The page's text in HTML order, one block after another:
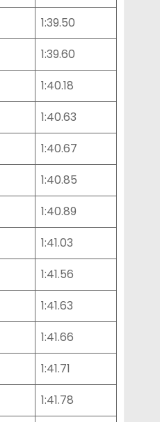
1:39.50
1:39.60
1:40.18
1:40.63
1:40.67
1:40.85
1:40.89
1:41.03
1:41.56
1:41.63
1:41.66
1:41.71
1:41.78